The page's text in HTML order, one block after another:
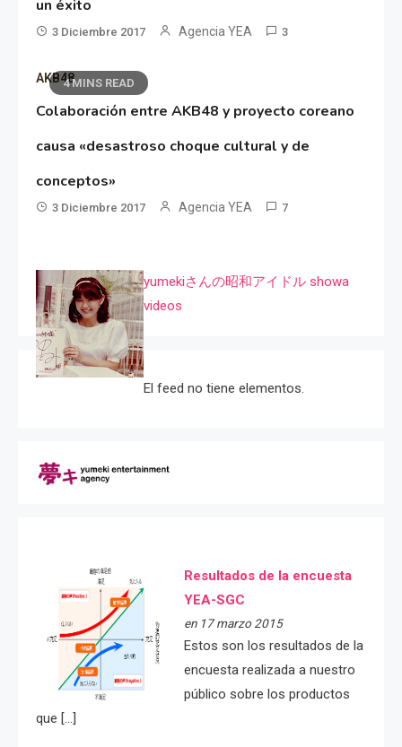
un éxito
3 Diciembre 2017 Agencia YEA 3
4 MINS READ
AKB48
Colaboración entre AKB48 y proyecto coreano
causa «desastroso choque cultural y de
conceptos»
3 Diciembre 2017 Agencia YEA 7
yumekiさんの昭和アイドル showa
videos
El feed no tiene elementos.
Resultados de la encuesta
YEA-SGC
en 17 marzo 2015
Estos son los resultados de la
encuesta realizada a nuestro
público sobre los productos
que […]